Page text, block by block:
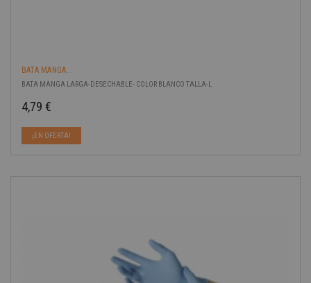
BATA MANGA...
BATA MANGA LARGA-DESECHABLE- COLOR BLANCO TALLA-L
4,79 €
¡EN OFERTA!